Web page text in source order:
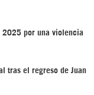
2025 por una violencia
tras el regreso de Juan